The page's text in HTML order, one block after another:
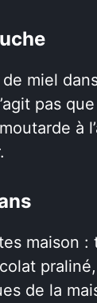
miel
pas
à
maison :
de la